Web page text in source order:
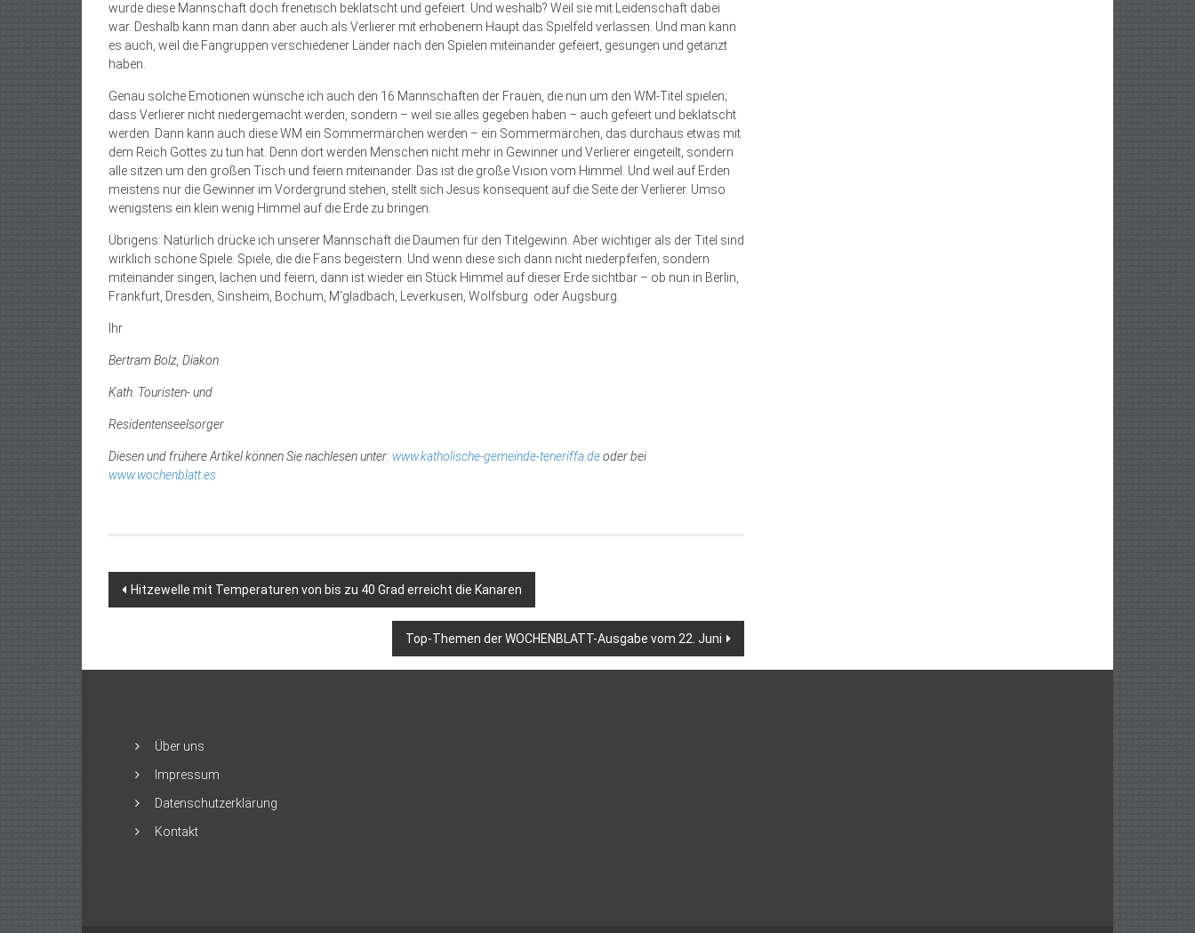
wurde diese Mannschaft doch frenetisch beklatscht und gefeiert. Und weshalb? Weil sie mit Leidenschaft dabei
war. Deshalb kann man dann aber auch als Verlierer mit erhobenem Haupt das Spielfeld verlassen. Und man kann
es auch, weil die Fangruppen verschiedener Länder nach den Spielen miteinander gefeiert, gesungen und getanzt
haben.
Genau solche Emotionen wünsche ich auch den 16 Mannschaften der Frauen, die nun um den WM-Titel spielen;
dass Verlierer nicht niedergemacht werden, sondern – weil sie alles gegeben haben – auch gefeiert und beklatscht
werden. Dann kann auch diese WM ein Sommermärchen werden – ein Sommermärchen, das durchaus etwas mit
dem Reich Gottes zu tun hat. Denn dort werden Menschen nicht mehr in Gewinner und Verlierer eingeteilt, sondern
alle sitzen um den großen Tisch und feiern miteinander. Das ist die große Vision vom Himmel. Und weil auf Erden
meistens nur die Gewinner im Vordergrund stehen, stellt sich Jesus konsequent auf die Seite der Verlierer. Umso
wenigstens ein klein wenig Himmel auf die Erde zu bringen.
Übrigens: Natürlich drücke ich unserer Mannschaft die Daumen für den Titelgewinn. Aber wichtiger als der Titel sind
wirklich schöne Spiele. Spiele, die die Fans begeistern. Und wenn diese sich dann nicht niederpfeifen, sondern
miteinander singen, lachen und feiern, dann ist wieder ein Stück Himmel auf dieser Erde sichtbar – ob nun in Berlin,
Frankfurt, Dresden, Sinsheim, Bochum, M’gladbach, Leverkusen, Wolfsburg oder Augsburg.
Ihr
Bertram Bolz, Diakon
Kath. Touristen- und
Residentenseelsorger
Diesen und frühere Artikel können Sie nachlesen unter: www.katholische-gemeinde-teneriffa.deoder bei
www.wochenblatt.es
Beitragsnavigation
Hitzewelle mit Temperaturen von bis zu 40 Grad erreicht die Kanaren
Top-Themen der WOCHENBLATT-Ausgabe vom 22. Juni
Über uns
Impressum
Datenschutzerklärung
Kontakt